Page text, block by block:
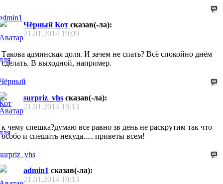
Чёрный Кот сказав(-ла):
21.01.2014 19:09
Такова админская доля. И зачем не спать? Всё спокойно днём
сделать. В выходной, например.
surpriz_vhs сказав(-ла):
21.01.2014 19:13
к чему спешка?думаю все равно зв день не раскрутим так что
особо и спешить некуда..... приветы всем!
admin1 сказав(-ла):
21.01.2014 19:13